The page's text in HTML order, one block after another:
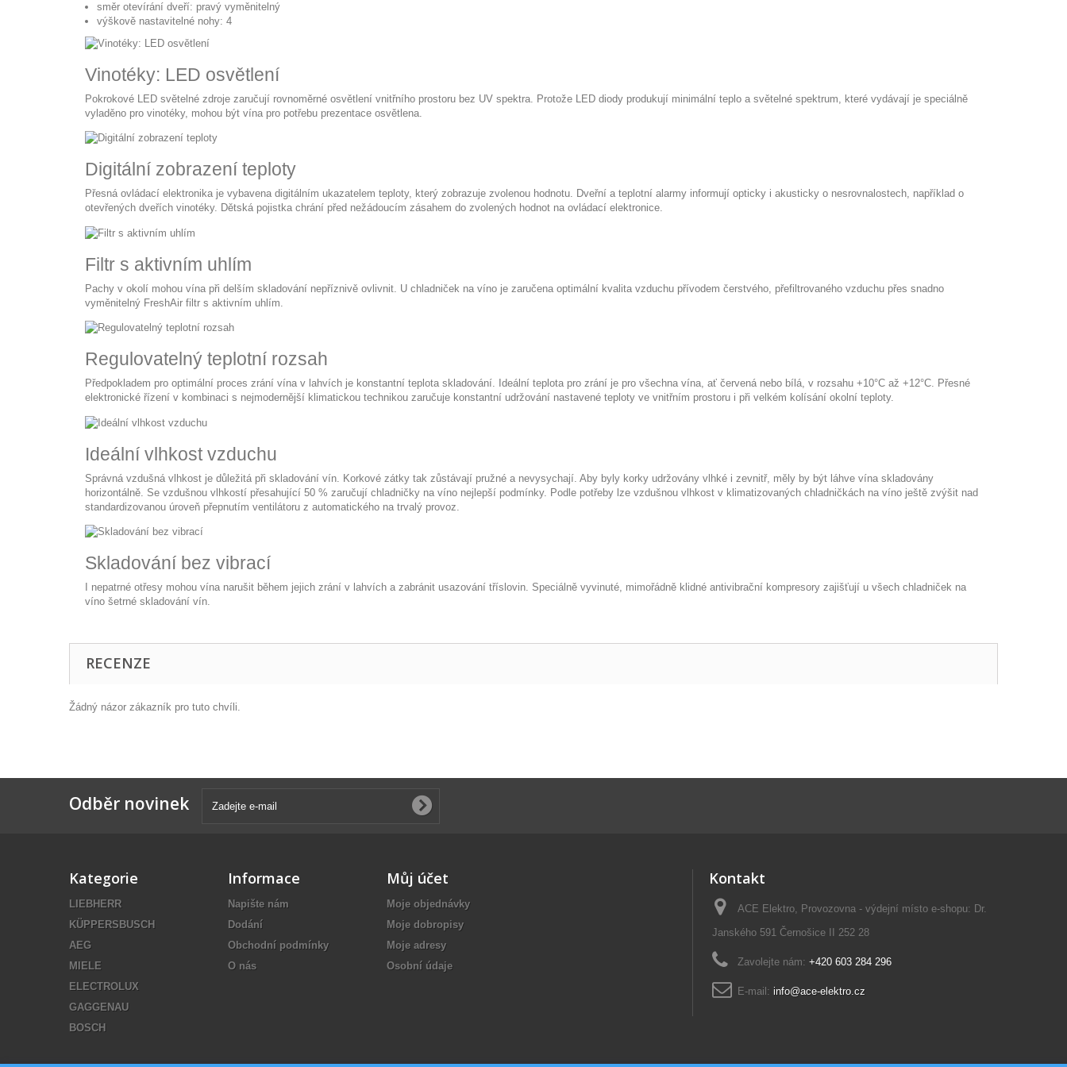
směr otevírání dveří: pravý vyměnitelný
výškově nastavitelné nohy: 4
Vinotéky: LED osvětlení
Pokrokové LED světelné zdroje zaručují rovnoměrné osvětlení vnitřního prostoru bez UV spektra. Protože LED diody produkují minimální teplo a světelné spektrum, které vydávají je speciálně
vyladěno pro vinotéky, mohou být vína pro potřebu prezentace osvětlena.
Digitální zobrazení teploty
Přesná ovládací elektronika je vybavena digitálním ukazatelem teploty, který zobrazuje zvolenou hodnotu. Dveřní a teplotní alarmy informují opticky i akusticky o nesrovnalostech, například o
otevřených dveřích vinotéky. Dětská pojistka chrání před nežádoucím zásahem do zvolených hodnot na ovládací elektronice.
Filtr s aktivním uhlím
Pachy v okolí mohou vína při delším skladování nepříznivě ovlivnit. U chladniček na víno je zaručena optimální kvalita vzduchu přívodem čerstvého, přefiltrovaného vzduchu přes snadno
vyměnitelný FreshAir filtr s aktivním uhlím.
Regulovatelný teplotní rozsah
Předpokladem pro optimální proces zrání vína v lahvích je konstantní teplota skladování. Ideální teplota pro zrání je pro všechna vína, ať červená nebo bílá, v rozsahu +10°C až +12°C. Přesné
elektronické řízení v kombinaci s nejmodernější klimatickou technikou zaručuje konstantní udržování nastavené teploty ve vnitřním prostoru i při velkém kolísání okolní teploty.
Ideální vlhkost vzduchu
Správná vzdušná vlhkost je důležitá při skladování vín. Korkové zátky tak zůstávají pružné a nevysychají. Aby byly korky udržovány vlhké i zevnitř, měly by být láhve vína skladovány
horizontálně. Se vzdušnou vlhkostí přesahující 50 % zaručují chladničky na víno nejlepší podmínky. Podle potřeby lze vzdušnou vlhkost v klimatizovaných chladničkách na víno ještě zvýšit nad
standardizovanou úroveň přepnutím ventilátoru z automatického na trvalý provoz.
Skladování bez vibrací
I nepatrné otřesy mohou vína narušit během jejich zrání v lahvích a zabránit usazování tříslovin. Speciálně vyvinuté, mimořádně klidné antivibrační kompresory zajišťují u všech chladniček na
víno šetrné skladování vín.
RECENZE
Žádný názor zákazník pro tuto chvíli.
Odběr novinek
Kategorie
LIEBHERR
KÜPPERSBUSCH
AEG
MIELE
ELECTROLUX
GAGGENAU
BOSCH
Informace
Napište nám
Dodání
Obchodní podmínky
O nás
Můj účet
Moje objednávky
Moje dobropisy
Moje adresy
Osobní údaje
Kontakt
ACE Elektro, Provozovna - výdejní místo e-shopu: Dr.
Janského 591 Černošice II 252 28
Zavolejte nám: +420 603 284 296
E-mail: info@ace-elektro.cz